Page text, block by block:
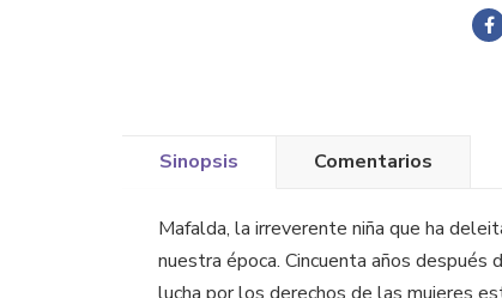
Sinopsis Comentarios
Mafalda, la irreverente niña que ha
nuestra época. Cincuenta años después